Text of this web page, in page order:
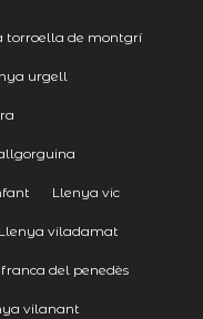
torroella de montgrí
urgell
Llenya vic
Llenya viladamat
del penedès
vilanant